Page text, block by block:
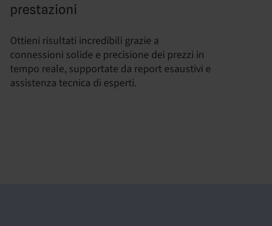
prestazioni
Ottieni risultati incredibili grazie a
connessioni solide e precisione dei prezzi in
tempo reale, supportate da report esaustivi e
assistenza tecnica di esperti.